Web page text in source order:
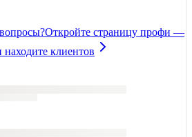
Откройте страницу профи —
клиентов